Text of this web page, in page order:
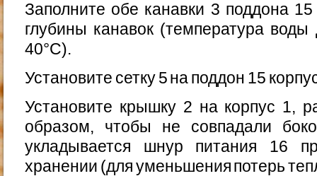
Заполните обе канавки 3 поддона
глубины кана­вок (температура
40°С).
Установите сетку 5 на поддон 15
Установите крышку 2 на корпус 1,
образом, чтобы не совпадали
укладывается шнур питания 16
хранении (для уменьшения потерь